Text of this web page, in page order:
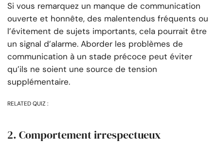
Si vous remarquez un manque de communication
ouverte et honnête, des malentendus fréquents ou
l’évitement de sujets importants, cela pourrait être
un signal d’alarme. Aborder les problèmes de
communication à un stade précoce peut éviter
qu’ils ne soient une source de tension
supplémentaire.
RELATED QUIZ :
2. Comportement irrespectueux